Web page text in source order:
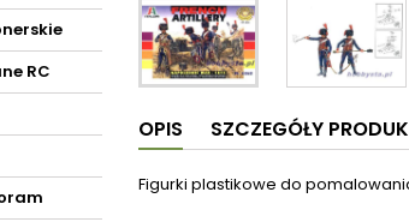
RC
OPIS SZCZEGÓŁY
Figurki plastikowe do